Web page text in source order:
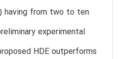
having from two to ten
experimental
HDE outperforms